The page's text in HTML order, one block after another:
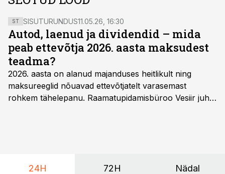
ST SISUTURUNDUS11.05.26, 16:30
Autod, laenud ja dividendid – mida
peab ettevõtja 2026. aasta maksudest
teadma?
2026. aasta on alanud majanduses heitlikult ning
maksureeglid nõuavad ettevõtjatelt varasemast
rohkem tähelepanu. Raamatupidamisbüroo Vesiir juht
24H 72H Nädal